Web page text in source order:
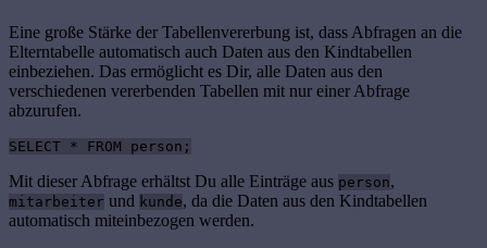
Eine große Stärke der Tabellenvererbung ist, dass Abfragen an die
Elterntabelle automatisch auch Daten aus den Kindtabellen
einbeziehen. Das ermöglicht es Dir, alle Daten aus den
verschiedenen vererbenden Tabellen mit nur einer Abfrage
abzurufen.
SELECT * FROM person;
Mit dieser Abfrage erhältst Du alle Einträge aus person,
mitarbeiter und kunde, da die Daten aus den Kindtabellen
automatisch miteinbezogen werden.